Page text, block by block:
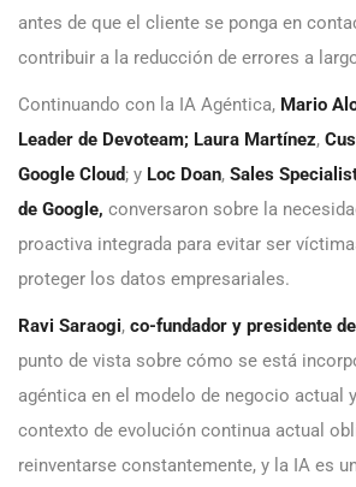
antes de que el cliente se ponga en
contribuir a la reducción de errores a
Continuando con la IA Agéntica, Mario
Leader de Devoteam; Laura Martínez,
Google Cloud; y Loc Doan, Sales
de Google, conversaron sobre la
proactiva integrada para evitar ser
proteger los datos empresariales.
Ravi Saraogi, co-fundador y presidente
punto de vista sobre cómo se está
agéntica en el modelo de negocio actual
contexto de evolución continua actual
reinventarse constantemente, y la IA es